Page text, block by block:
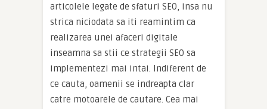
articolele legate de sfaturi SEO, insa nu
strica niciodata sa iti reamintim ca
realizarea unei afaceri digitale
inseamna sa stii ce strategii SEO sa
implementezi mai intai. Indiferent de
ce cauta, oamenii se indreapta clar
catre motoarele de cautare. Cea mai